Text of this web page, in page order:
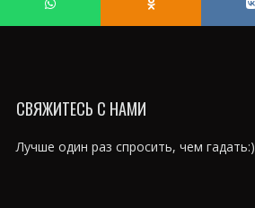
СВЯЖИТЕСЬ С НАМИ
Лучше один раз спросить, чем гадать:)